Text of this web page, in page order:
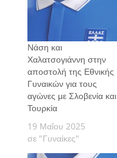
Νάση και
Χαλατσογιάννη στην
αποστολή της Εθνικής
Γυναικών για τους
αγώνες με Σλοβενία και
Τουρκία
19 Μαΐου 2025
σε "Γυναίκες"